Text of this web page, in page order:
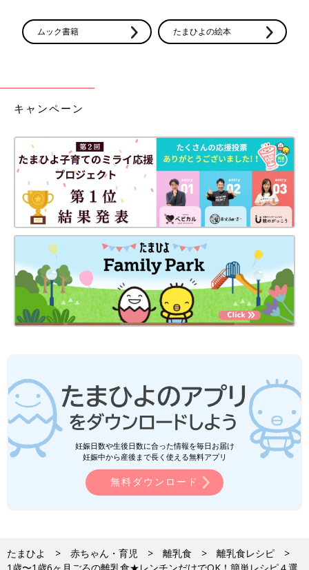
ムック書籍 たまひよの絵本
キャンペーン
妊娠日数や生後日数に合った情報を毎日お届け
妊娠中から産後まで長く使える無料アプリ
無料ダウンロード
たまひよ 赤ちゃん・育児 離乳食
離乳食レシピ